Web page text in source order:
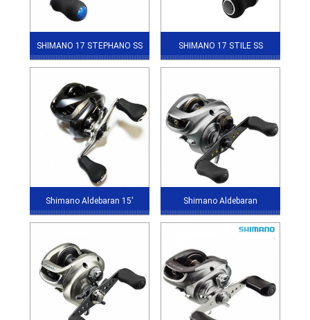
SHIMANO 17 STEPHANO SS SHIMANO 17 STILE SS
Shimano Aldebaran 15' Shimano Aldebaran